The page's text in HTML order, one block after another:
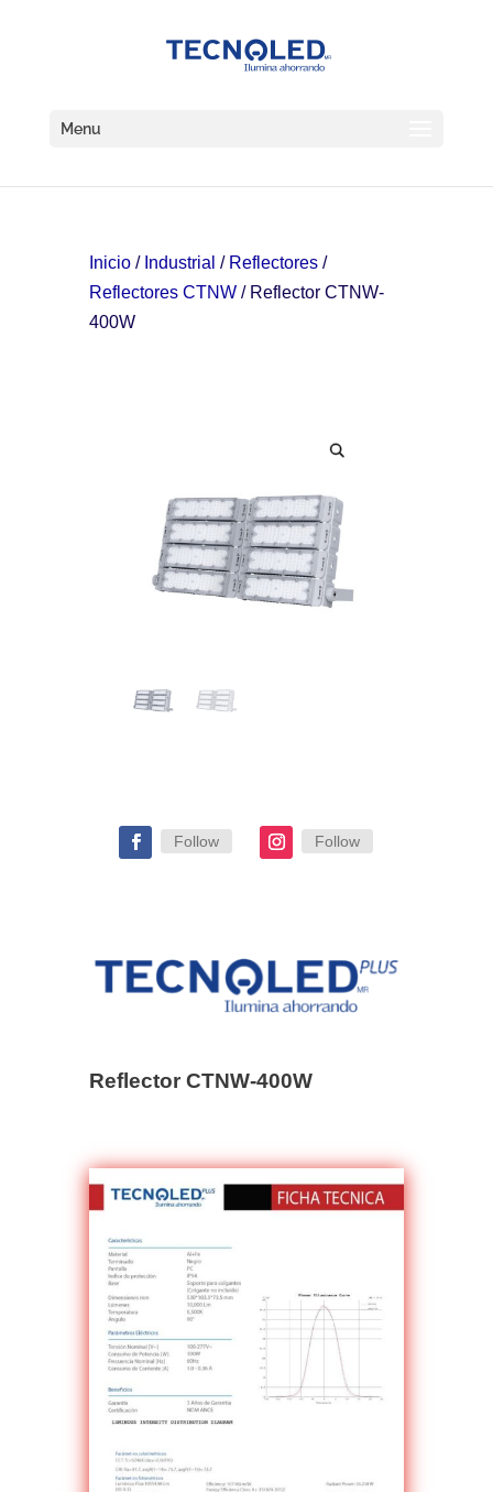
Menu
Inicio/ Industrial / Reflectores/
Reflectores CTNW/ Reflector CTNW-
400W
Follow Follow
Reflector CTNW-400W